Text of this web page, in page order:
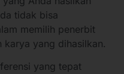
tidak bisa
memilih penerbit
karya yang dihasilkan.
yang tepat